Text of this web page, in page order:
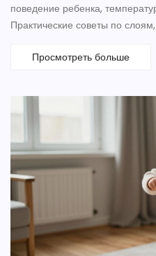
поведение ребенка,
Практические советы по
Просмотреть больше